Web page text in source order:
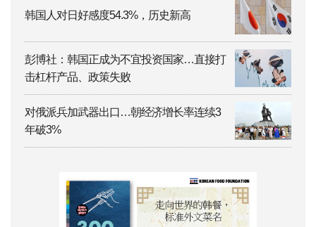
韩国人对日好感度54.3%，历史新高
彭博社：韩国正成为不宜投资国家…直接打
击杠杆产品、政策失败
对俄派兵加武器出口…朝经济增长率连续3
年破3%